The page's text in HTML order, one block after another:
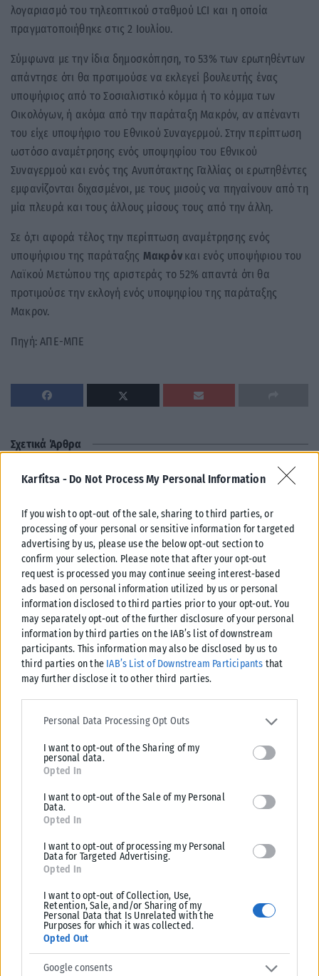
Karfitsa - Do Not Process My Personal Information
If you wish to opt-out of the sale, sharing to third parties, or
processing of your personal or sensitive information for targeted
advertising by us, please use the below opt-out section to
confirm your selection. Please note that after your opt-out
request is processed you may continue seeing interest-based
ads based on personal information utilized by us or personal
information disclosed to third parties prior to your opt-out. You
may separately opt-out of the further disclosure of your personal
information by third parties on the IAB’s list of downstream
participants. This information may also be disclosed by us to
third parties on the IAB’s List of Downstream Participants that
may further disclose it to other third parties.
Please note that this website/app uses one or more Google
services and may gather and store information including but not
deny consent to Google and its third-party tags to use your data
for below specified purposes in below Google consent section.
Personal Data Processing Opt Outs
I want to opt-out of the Sharing of my
personal data.
Opted In
I want to opt-out of the Sale of my Personal
Data.
Opted In
I want to opt-out of processing my Personal
Data for Targeted Advertising.
Opted In
I want to opt-out of Collection, Use,
Retention, Sale, and/or Sharing of my
Personal Data that Is Unrelated with the
Purposes for which it was collected.
Opted Out
Google consents
λογαριασμό του τηλεοπτικού σταθμού LCI και η οποία
πραγματοποιήθηκε στις 2 Ιουλίου.
Σύμφωνα με την ίδια δημοσκόπηση, το 53% των ερωτηθέντων
απάντησε ότι θα προτιμούσε να εκλεγεί βουλευτής ένας
υποψήφιος από το Σοσιαλιστικό κόμμα ή το κόμμα των
Οικολόγων, ή ακόμα από την παράταξη Μακρόν, αν απέναντι
του είχε υποψήφιο του Εθνικού Συναγερμού. Στην περίπτωση
ωστόσο αναμέτρησης ενός υποψηφίου του Εθνικού
Συναγερμού και ενός της Ανυπότακτης Γαλλίας οι ερωτηθέντες
εμφανίζονται διχασμένοι, με τους μισούς να πηγαίνουν από τη
μία πλευρά και τους άλλους μίσους τους από την άλλη.
Σε ό,τι αφορά τέλος την περίπτωση αναμέτρησης ενός
υποψήφιου της παράταξης Μακρόν και ενός υποψήφιου του
Λαϊκού Μετώπου της αριστεράς το 52% απαντά ότι θα
προτιμούσε την εκλογή ενός υποψηφίου της παράταξης
Μακρον.
Πηγή: ΑΠΕ-ΜΠΕ
Σχετικά Άρθρα
ΔΙΕΘΝΉ
Βουλγαρία: Drone εξερράγη κοντά σε αγωγό φυσικού αερίου
– Η Σόφια κάλεσε την Ουκρανή πρέσβη για εξηγήσεις
επανδρωμένου αεροσκάφους κοντά στα σύνορα με τη Ρουμανία και